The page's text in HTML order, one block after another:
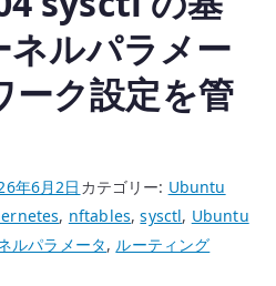
ネルパラメー
ーク設定を管
年6月2日 カテゴリー: Ubuntu
, nftables,sysctl, Ubuntu
ルパラメータ, ルーティング